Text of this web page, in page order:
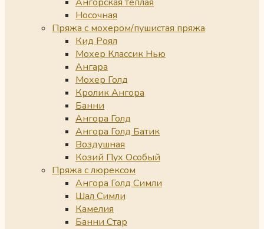
Носочная
Пряжа с мохером/пушистая пряжа
Кид Роял
Мохер Классик Нью
Ангара
Мохер Голд
Кролик Ангора
Банни
Ангора Голд
Ангора Голд Батик
Воздушная
Козий Пух Особый
Пряжа с люрексом
Ангора Голд Симли
Шал Симли
Камелия
Банни Стар